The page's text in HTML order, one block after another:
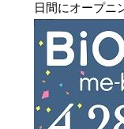
日間にオープニ